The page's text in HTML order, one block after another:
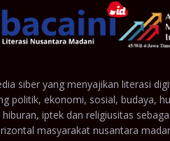
siber yang menyajikan literasi
politik, ekonomi, sosial, budaya,
iptek dan religiusitas
masyarakat nusantara